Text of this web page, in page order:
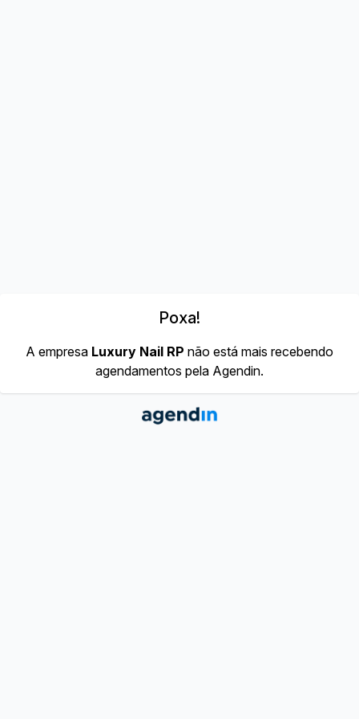
Poxa!
A empresa Luxury Nail RP não está mais recebendo
agendamentos pela Agendin.